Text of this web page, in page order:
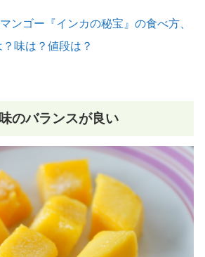
ンゴー『インカの秘宝』の食べ方、
味は？値段は？
のバランスが良い